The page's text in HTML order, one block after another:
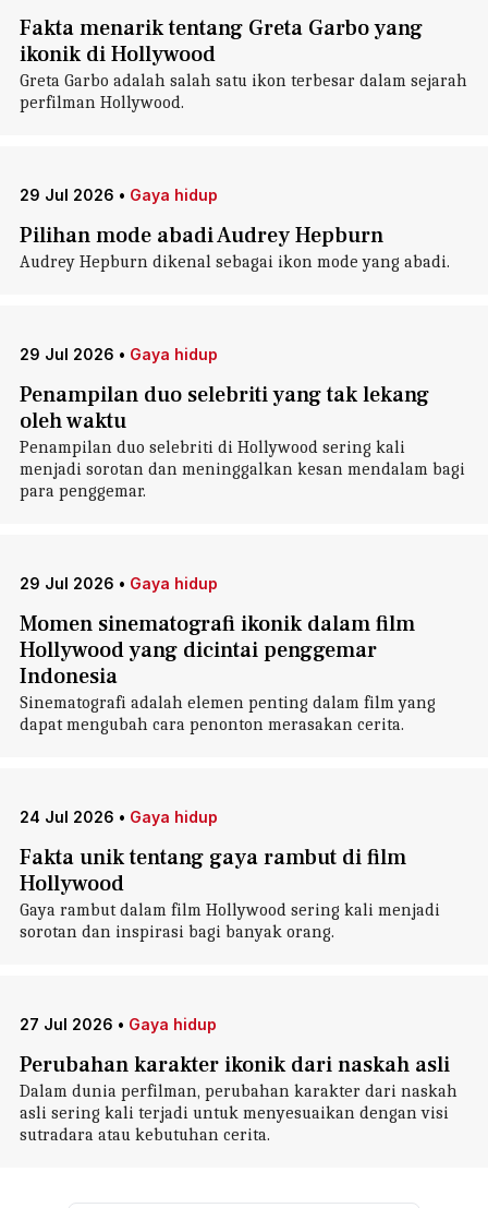
Fakta menarik tentang Greta Garbo yang
ikonik di Hollywood
Greta Garbo adalah salah satu ikon terbesar dalam sejarah
perfilman Hollywood.
29 Jul 2026 • Gaya hidup
Pilihan mode abadi Audrey Hepburn
Audrey Hepburn dikenal sebagai ikon mode yang abadi.
29 Jul 2026 • Gaya hidup
Penampilan duo selebriti yang tak lekang
oleh waktu
Penampilan duo selebriti di Hollywood sering kali
menjadi sorotan dan meninggalkan kesan mendalam bagi
para penggemar.
29 Jul 2026 • Gaya hidup
Momen sinematografi ikonik dalam film
Hollywood yang dicintai penggemar
Indonesia
Sinematografi adalah elemen penting dalam film yang
dapat mengubah cara penonton merasakan cerita.
24 Jul 2026 • Gaya hidup
Fakta unik tentang gaya rambut di film
Hollywood
Gaya rambut dalam film Hollywood sering kali menjadi
sorotan dan inspirasi bagi banyak orang.
27 Jul 2026 • Gaya hidup
Perubahan karakter ikonik dari naskah asli
Dalam dunia perfilman, perubahan karakter dari naskah
asli sering kali terjadi untuk menyesuaikan dengan visi
sutradara atau kebutuhan cerita.